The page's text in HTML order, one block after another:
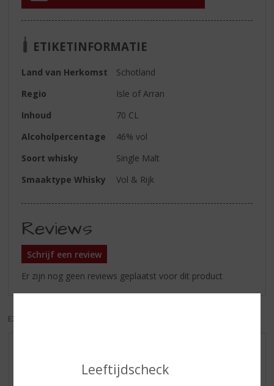
Leeftijdscheck
ETIKETINFORMATIE
Land van Herkomst
Schotland
Regio
Isle of Arran
Inhoud
70 CL
Alcoholpercentage
46% vol
Soort whisky
Single Malt
Smaaktype Whisky
Vol & Rijk
Reviews
Schrijf een review
Er zijn nog geen reviews geplaatst voor dit product
EXCL. BTW
WIJN VAN DE MAAND